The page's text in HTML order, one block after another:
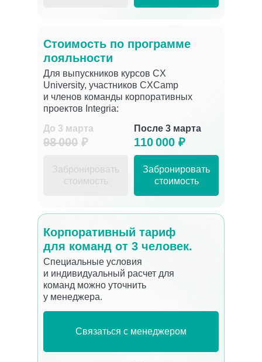
Специальные условия
и индивидуальный расчет для
команд можно уточнить
у менеджера.
Связаться с менеджером
Забронировать
стоимость
Забронировать
стоимость
Корпоративный тариф
для команд от 3 человек.
98 000 ₽
Стоимость по программе
лояльности
Для выпускников курсов CX
University, участников CXCamp
и членов команды корпоративных
проектов Integria:
До 3 марта
После 3 марта
110 000 ₽